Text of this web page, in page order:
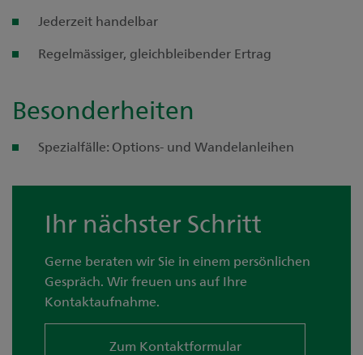
Jederzeit handelbar
Regelmässiger, gleichbleibender Ertrag
Besonderheiten
Spezialfälle: Options- und Wandelanleihen
Ihr nächster Schritt
Gerne beraten wir Sie in einem persönlichen
Gespräch. Wir freuen uns auf Ihre
Kontaktaufnahme.
Zum Kontaktformular